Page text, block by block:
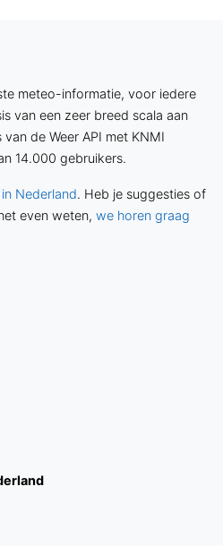
meteo-informatie, voor iedere
van een zeer breed scala aan
de Weer API met KNMI
14.000 gebruikers.
Nederland. Heb je suggesties of
even weten, we horen graag